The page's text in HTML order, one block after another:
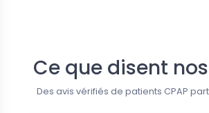
Nouveau
Ce que disent
Des avis vérifiés de patients CPAP